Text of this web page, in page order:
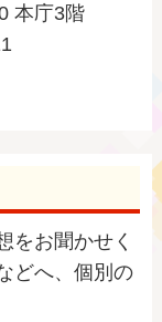
本庁3階
をお聞かせく
どへ、個別の